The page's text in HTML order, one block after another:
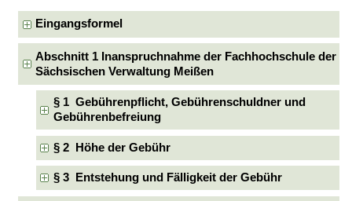
Eingangsformel
Abschnitt 1 Inanspruchnahme der Fachhochschule der
Sächsischen Verwaltung Meißen
§ 1 Gebührenpflicht, Gebührenschuldner und
Gebührenbefreiung
§ 2 Höhe der Gebühr
§ 3 Entstehung und Fälligkeit der Gebühr